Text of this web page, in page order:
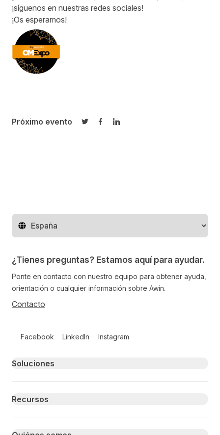
¡síguenos en nuestras redes sociales!
¡Os esperamos!
Próximo evento
Compartir en Twitter
Compartir en Facebook
Compartir en LinkedIn
Cambiar de región
¿Tienes preguntas? Estamos aquí para ayudar.
Ponte en contacto con nuestro equipo para obtener ayuda,
orientación o cualquier información sobre Awin.
Contacto
Facebook LinkedIn Instagram
Primary footer navigation
Soluciones
Recursos